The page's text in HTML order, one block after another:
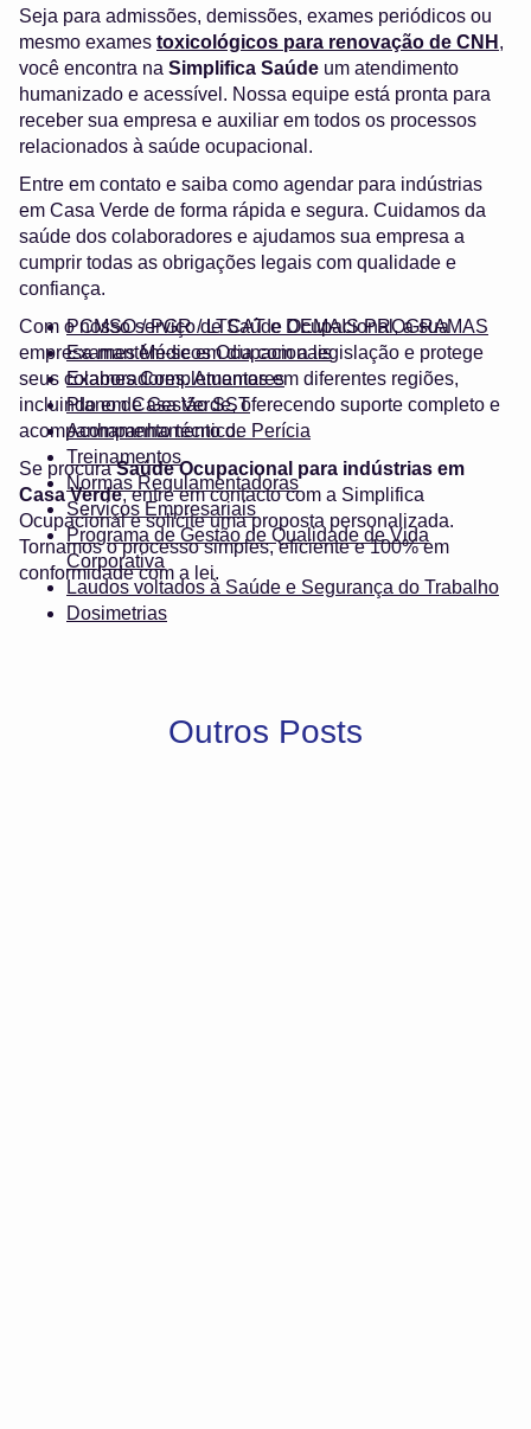
Seja para admissões, demissões, exames periódicos ou
mesmo exames toxicológicos para renovação de CNH ,
você encontra na Simplifica Saúde um atendimento
humanizado e acessível. Nossa equipe está pronta para
receber sua empresa e auxiliar em todos os processos
relacionados à saúde ocupacional.
Entre em contato e saiba como agendar para indústrias
em Casa Verde de forma rápida e segura. Cuidamos da
saúde dos colaboradores e ajudamos sua empresa a
cumprir todas as obrigações legais com qualidade e
confiança.
PCMSO / PGR / LTCAT e DEMAIS PROGRAMAS
Exames Médicos Ocupacionais
Exames Complementares
Plano de Gestão SST
Acompanhamento de Perícia
Treinamentos
Normas Regulamentadoras
Serviços Empresariais
Programa de Gestão de Qualidade de Vida
Corporativa
Laudos voltados à Saúde e Segurança do Trabalho
Dosimetrias
Com o nosso serviço de Saúde Ocupacional, a sua
empresa mantém-se em dia com a legislação e protege
seus colaboradores. Atuamos em diferentes regiões,
incluindo em Casa Verde, oferecendo suporte completo e
acompanhamento técnico.
Se procuraSaúde Ocupacional para indústrias em
Casa Verde, entre em contacto com a Simplifica
Ocupacional e solicite uma proposta personalizada.
Tornamos o processo simples, eficiente e 100% em
conformidade com a lei.
Outros Posts